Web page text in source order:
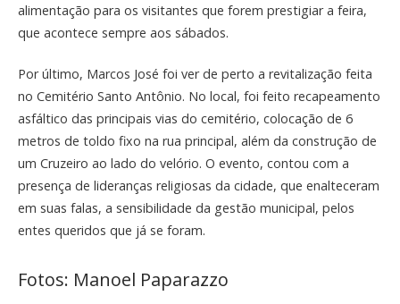
alimentação para os visitantes que forem prestigiar a feira,
que acontece sempre aos sábados.
Por último, Marcos José foi ver de perto a revitalização feita
no Cemitério Santo Antônio. No local, foi feito recapeamento
asfáltico das principais vias do cemitério, colocação de 6
metros de toldo fixo na rua principal, além da construção de
um Cruzeiro ao lado do velório. O evento, contou com a
presença de lideranças religiosas da cidade, que enalteceram
em suas falas, a sensibilidade da gestão municipal, pelos
entes queridos que já se foram.
Fotos: Manoel Paparazzo